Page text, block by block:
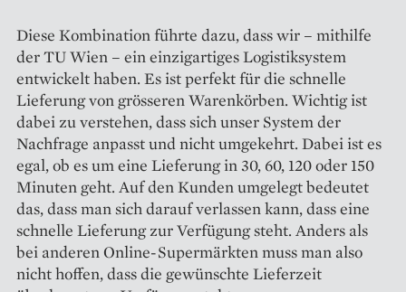
Diese Kombination führte dazu, dass wir – mithilfe
der TU Wien – ein einzigartiges Logistiksystem
entwickelt haben. Es ist perfekt für die schnelle
Lieferung von grösseren Warenkörben. Wichtig ist
dabei zu verstehen, dass sich unser System der
Nachfrage anpasst und nicht umgekehrt. Dabei ist es
egal, ob es um eine Lieferung in 30, 60, 120 oder 150
Minuten geht. Auf den Kunden umgelegt bedeutet
das, dass man sich darauf verlassen kann, dass eine
schnelle Lieferung zur Verfügung steht. Anders als
bei anderen Online-Supermärkten muss man also
nicht hoffen, dass die gewünschte Lieferzeit